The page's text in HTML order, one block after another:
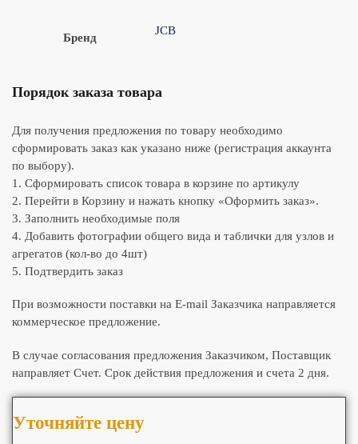
Бренд
JCB
Порядок заказа товара
Для получения предложения по товару необходимо
сформировать заказ как указано ниже (регистрация аккаунта
по выбору).
1. Сформировать список товара в корзине по артикулу
2. Перейти в Корзину и нажать кнопку «Оформить заказ».
3. Заполнить необходимые поля
4. Добавить фотографии общего вида и таблички для узлов и
агрегатов (кол-во до 4шт)
5. Подтвердить заказ
При возможности поставки на E-mail Заказчика направляется
коммерческое предложение.
В случае согласования предложения Заказчиком, Поставщик
направляет Счет. Срок действия предложения и счета 2 дня.
Уточняйте цену